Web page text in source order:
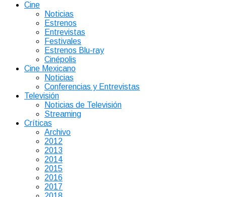
Cine
Noticias
Estrenos
Entrevistas
Festivales
Estrenos Blu-ray
Cinépolis
Cine Mexicano
Noticias
Conferencias y Entrevistas
Televisión
Noticias de Televisión
Streaming
Críticas
Archivo
2012
2013
2014
2015
2016
2017